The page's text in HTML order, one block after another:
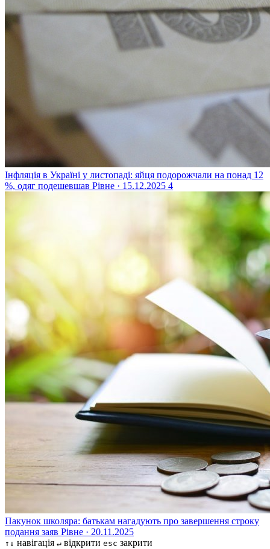
Інфляція в Україні у листопаді: яйця подорожчали на понад 12
%, одяг подешевшав Рівне · 15.12.2025 4
Пакунок школяра: батькам нагадують про завершення строку
подання заяв Рівне · 20.11.2025
↑↓ навігація ↵ відкрити esc закрити